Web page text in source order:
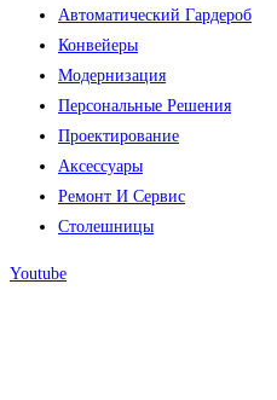
Автоматический Гардероб
Конвейеры
Модернизация
Персональные Решения
Проектирование
Аксессуары
Ремонт И Сервис
Столешницы
Youtube